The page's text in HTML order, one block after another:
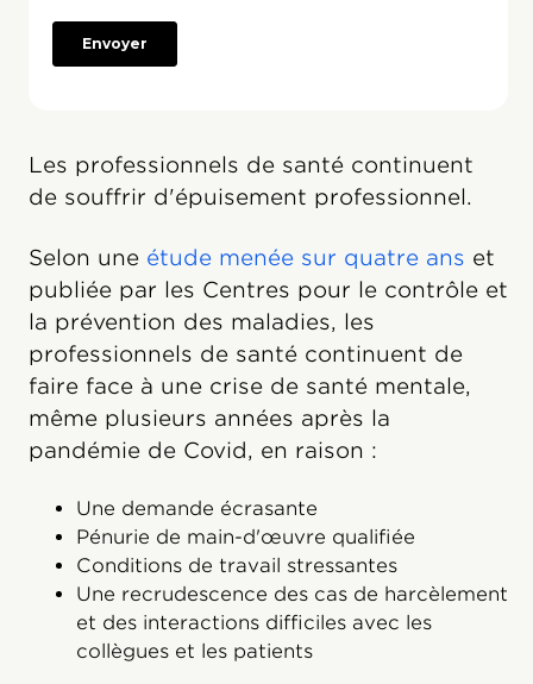
Les professionnels de santé continuent
de souffrir d'épuisement professionnel.
Selon une étude menée sur quatre ans et
publiée par les Centres pour le contrôle et
la prévention des maladies, les
professionnels de santé continuent de
faire face à une crise de santé mentale,
même plusieurs années après la
pandémie de Covid, en raison :
Une demande écrasante
Pénurie de main-d'œuvre qualifiée
Conditions de travail stressantes
Une recrudescence des cas de harcèlement
et des interactions difficiles avec les
collègues et les patients